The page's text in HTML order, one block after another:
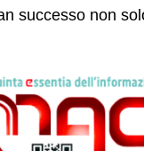
successo non